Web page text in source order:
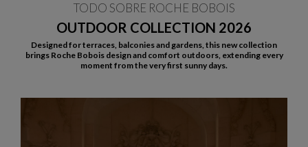
OUTDOOR COLLECTION 2026
TODO SOBRE ROCHE BOBOIS
Designed for terraces, balconies and gardens, this new collection
brings Roche Bobois design and comfort outdoors, extending every
moment from the very first sunny days.